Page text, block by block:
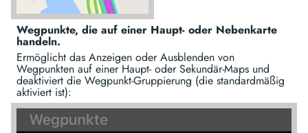
Wegpunkte, die auf einer Haupt- oder Nebenkarte
handeln.
Ermöglicht das Anzeigen oder Ausblenden von
Wegpunkten auf einer Haupt- oder Sekundär-Maps und
deaktiviert die Wegpunkt-Gruppierung (die standardmäßig
aktiviert ist):